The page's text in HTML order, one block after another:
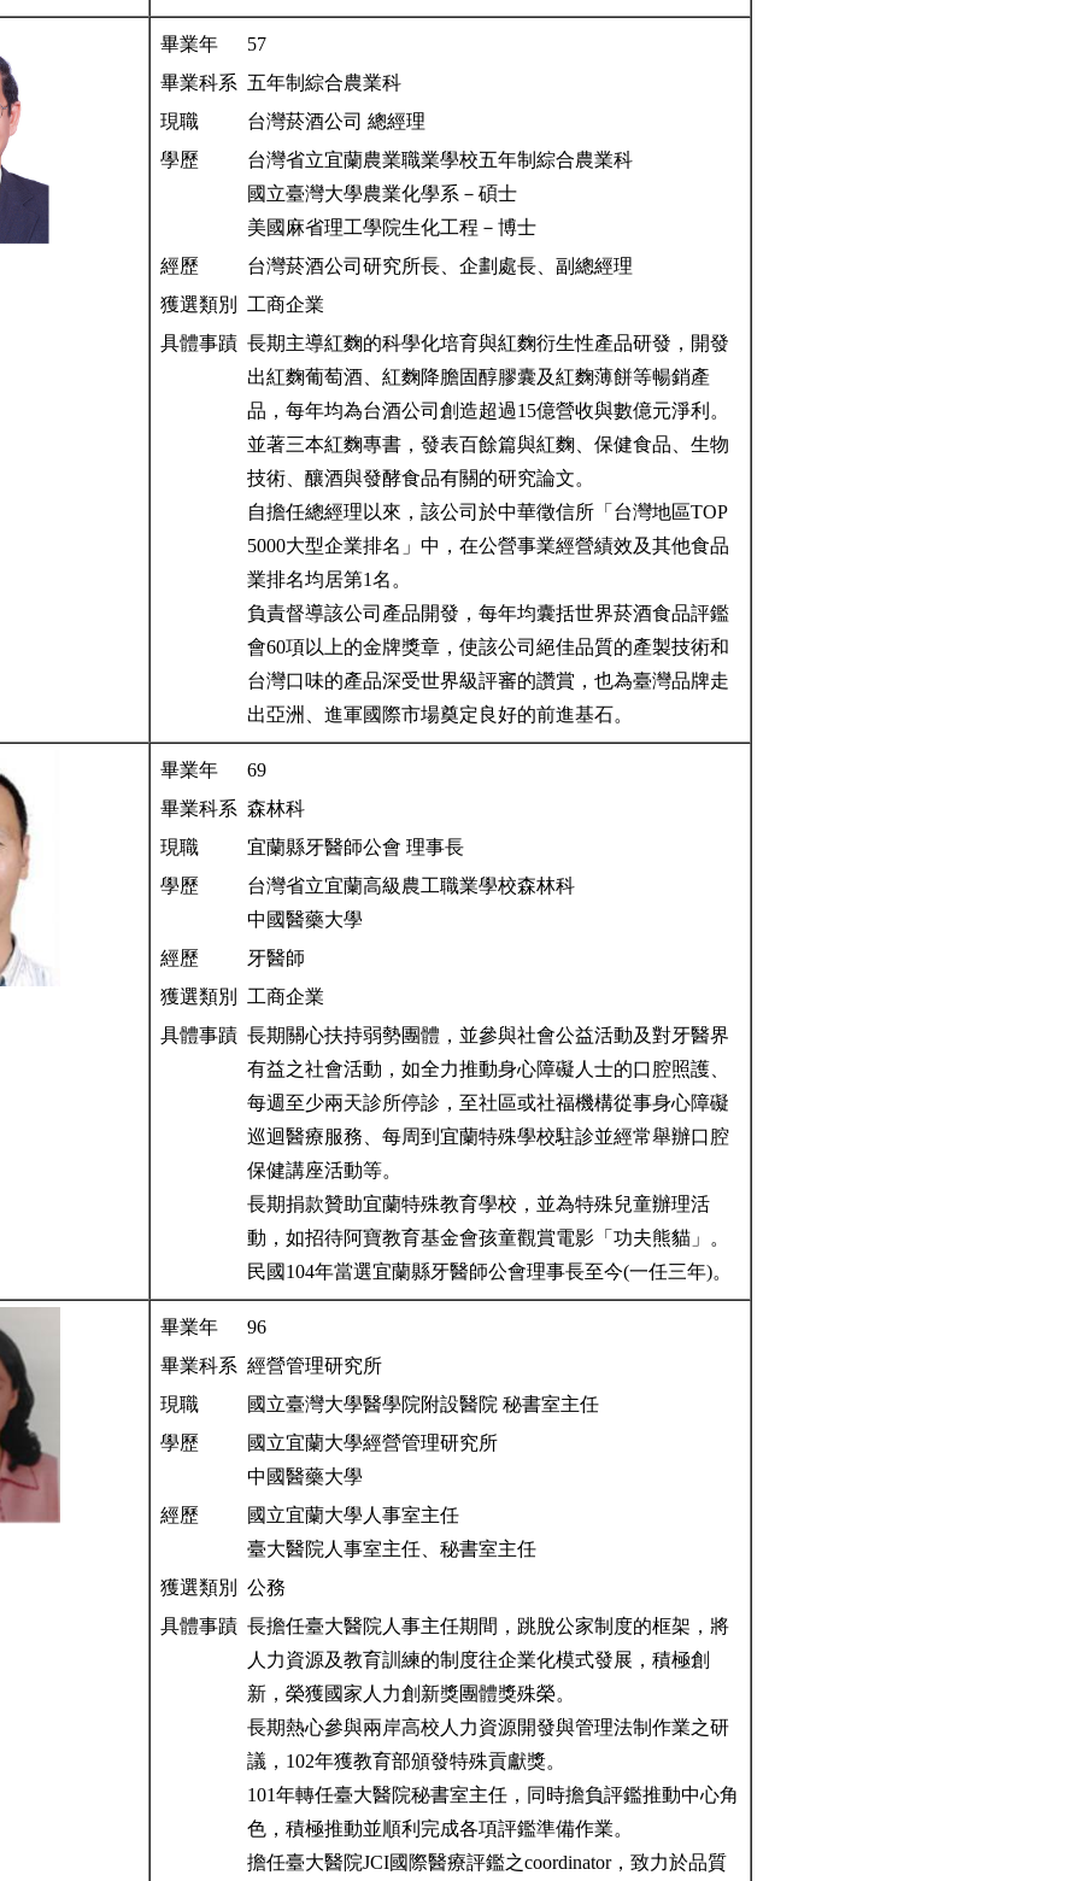
畢業年
57
畢業科系 五年制綜合農業科
現職
台灣菸酒公司 總經理
學歷
台灣省立宜蘭農業職業學校五年制綜合農業科
國立臺灣大學農業化學系－碩士
美國麻省理工學院生化工程－博士
經歷
台灣菸酒公司研究所長、企劃處長、副總經理
獲選類別
工商企業
具體事蹟 長期主導紅麴的科學化培育與紅麴衍生性產品研發，開發
出紅麴葡萄酒、紅麴降膽固醇膠囊及紅麴薄餅等暢銷產
品，每年均為台酒公司創造超過15億營收與數億元淨利。
並著三本紅麴專書，發表百餘篇與紅麴、保健食品、生物
技術、釀酒與發酵食品有關的研究論文。
自擔任總經理以來，該公司於中華徵信所「台灣地區TOP
5000大型企業排名」中，在公營事業經營績效及其他食品
業排名均居第1名。
負責督導該公司產品開發，每年均囊括世界菸酒食品評鑑
會60項以上的金牌獎章，使該公司絕佳品質的產製技術和
台灣口味的產品深受世界級評審的讚賞，也為臺灣品牌走
出亞洲、進軍國際市場奠定良好的前進基石。
畢業年
69
畢業科系 森林科
現職
宜蘭縣牙醫師公會 理事長
學歷
台灣省立宜蘭高級農工職業學校森林科
中國醫藥大學
經歷
牙醫師
獲選類別
工商企業
具體事蹟 長期關心扶持弱勢團體，並參與社會公益活動及對牙醫界
有益之社會活動，如全力推動身心障礙人士的口腔照護、
每週至少兩天診所停診，至社區或社福機構從事身心障礙
巡迴醫療服務、每周到宜蘭特殊學校駐診並經常舉辦口腔
保健講座活動等。
長期捐款贊助宜蘭特殊教育學校，並為特殊兒童辦理活
動，如招待阿寶教育基金會孩童觀賞電影「功夫熊貓」。
民國104年當選宜蘭縣牙醫師公會理事長至今(一任三年)。
畢業年
96
畢業科系 經營管理研究所
現職
國立臺灣大學醫學院附設醫院 秘書室主任
學歷
國立宜蘭大學經營管理研究所
中國醫藥大學
經歷
國立宜蘭大學人事室主任
臺大醫院人事室主任、秘書室主任
獲選類別
公務
具體事蹟 長擔任臺大醫院人事主任期間，跳脫公家制度的框架，將
人力資源及教育訓練的制度往企業化模式發展，積極創
新，榮獲國家人力創新獎團體獎殊榮。
長期熱心參與兩岸高校人力資源開發與管理法制作業之研
議，102年獲教育部頒發特殊貢獻獎。
101年轉任臺大醫院秘書室主任，同時擔負評鑑推動中心角
色，積極推動並順利完成各項評鑑準備作業。
擔任臺大醫院JCI國際醫療評鑑之coordinator，致力於品質